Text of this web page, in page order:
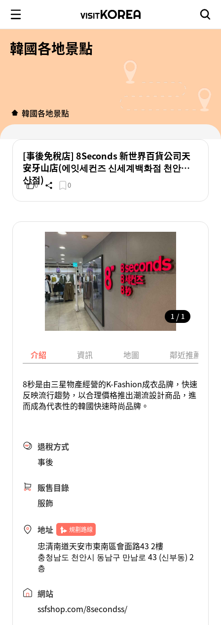
韓國各地景點
韓國各地景點
[事後免稅店] 8Seconds 新世界百貨公司天
安牙山店(에잇세컨즈 신세계백화점 천안아
산점)
0 0
1 / 1
介紹 資訊 地圖 鄰近推薦景點
8秒是由三星物產經營的K-Fashion成衣品牌，快速
反映流行趨勢，以合理價格推出潮流設計商品，進
而成為代表性的韓國快速時尚品牌。
退稅方式
事後
販售目錄
服飾
地址 規劃路線
忠清南道天安市東南區會面路43 2樓
충청남도 천안시 동남구 만남로 43 (신부동) 2
층
網站
ssfshop.com/8secondss/